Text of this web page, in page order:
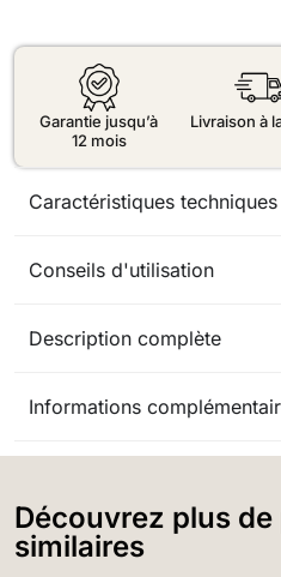
Garantie jusqu’à
12 mois
Livraison à
Caractéristiques techniques
Conseils d'utilisation
Description complète
Informations
Découvrez plus
similaires